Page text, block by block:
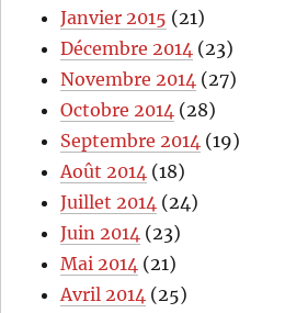
Janvier 2015 (21)
Décembre 2014 (23)
Novembre 2014 (27)
Octobre 2014 (28)
Septembre 2014 (19)
Août 2014 (18)
Juillet 2014 (24)
Juin 2014 (23)
Mai 2014 (21)
Avril 2014 (25)